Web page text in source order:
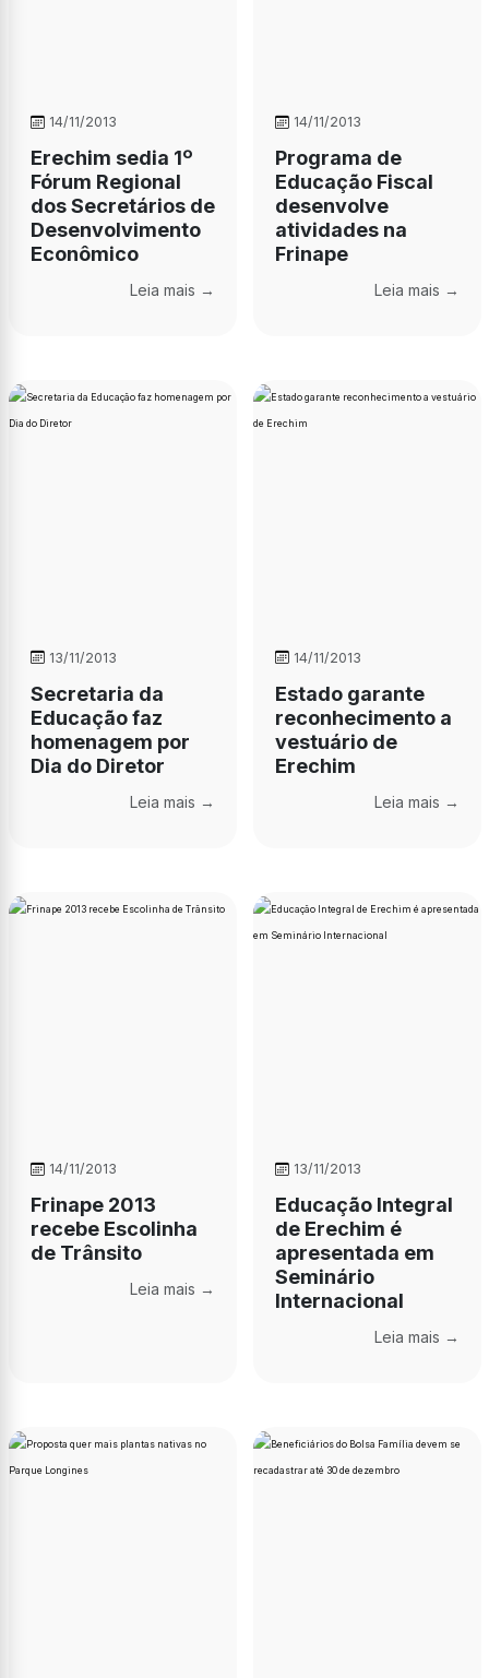
14/11/2013
Erechim sedia 1º
Fórum Regional
dos Secretários de
Desenvolvimento
Econômico
Leia mais →
14/11/2013
Programa de
Educação Fiscal
desenvolve
atividades na
Frinape
Leia mais →
13/11/2013
Secretaria da
Educação faz
homenagem por
Dia do Diretor
Leia mais →
14/11/2013
Estado garante
reconhecimento a
vestuário de
Erechim
Leia mais →
14/11/2013
Frinape 2013
recebe Escolinha
de Trânsito
Leia mais →
13/11/2013
Educação Integral
de Erechim é
apresentada em
Seminário
Internacional
Leia mais →